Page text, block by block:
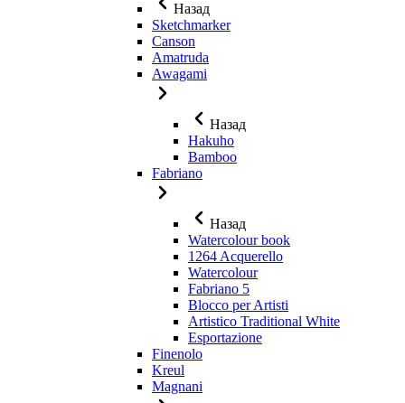
Назад
Sketchmarker
Canson
Amatruda
Awagami
Назад
Hakuho
Bamboo
Fabriano
Назад
Watercolour book
1264 Acquerello
Watercolour
Fabriano 5
Blocco per Artisti
Artistico Traditional White
Esportazione
Finenolo
Kreul
Magnani